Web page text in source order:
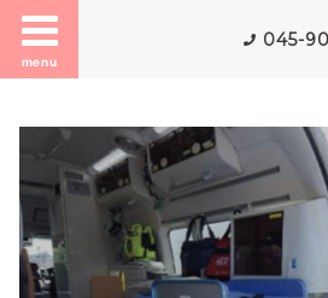
menu
045-